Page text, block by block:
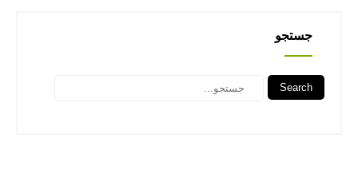
جستجو
Search